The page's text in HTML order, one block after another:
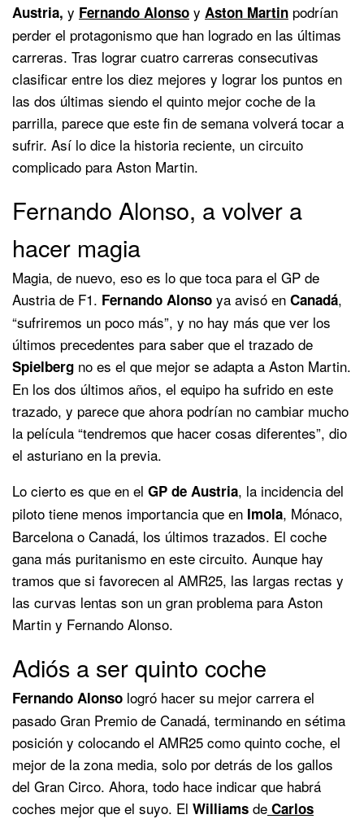
Austria, y Fernando Alonso y Aston Martin podrían
perder el protagonismo que han logrado en las últimas
carreras. Tras lograr cuatro carreras consecutivas
clasificar entre los diez mejores y lograr los puntos en
las dos últimas siendo el quinto mejor coche de la
parrilla, parece que este fin de semana volverá tocar a
sufrir. Así lo dice la historia reciente, un circuito
complicado para Aston Martin.
Fernando Alonso, a volver a
hacer magia
Magia, de nuevo, eso es lo que toca para el GP de
Austria de F1. Fernando Alonso ya avisó en Canadá,
“sufriremos un poco más”, y no hay más que ver los
últimos precedentes para saber que el trazado de
Spielberg no es el que mejor se adapta a Aston Martin.
En los dos últimos años, el equipo ha sufrido en este
trazado, y parece que ahora podrían no cambiar mucho
la película “tendremos que hacer cosas diferentes”, dio
el asturiano en la previa.
Lo cierto es que en el GP de Austria, la incidencia del
piloto tiene menos importancia que en Imola, Mónaco,
Barcelona o Canadá, los últimos trazados. El coche
gana más puritanismo en este circuito. Aunque hay
tramos que si favorecen al AMR25, las largas rectas y
las curvas lentas son un gran problema para Aston
Martin y Fernando Alonso.
Adiós a ser quinto coche
Fernando Alonso logró hacer su mejor carrera el
pasado Gran Premio de Canadá, terminando en sétima
posición y colocando el AMR25 como quinto coche, el
mejor de la zona media, solo por detrás de los gallos
del Gran Circo. Ahora, todo hace indicar que habrá
coches mejor que el suyo. El Williams de Carlos